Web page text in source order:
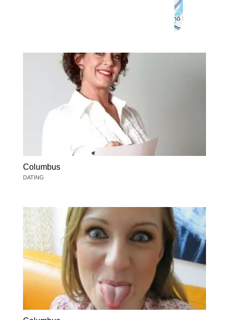
Columbus
DATING